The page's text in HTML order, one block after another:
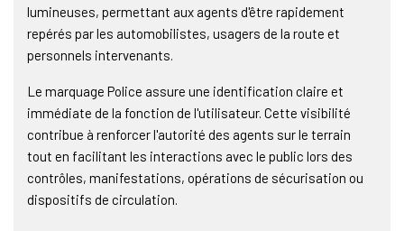
lumineuses, permettant aux agents d'être rapidement
repérés par les automobilistes, usagers de la route et
personnels intervenants.
Le marquage Police assure une identification claire et
immédiate de la fonction de l'utilisateur. Cette visibilité
contribue à renforcer l'autorité des agents sur le terrain
tout en facilitant les interactions avec le public lors des
contrôles, manifestations, opérations de sécurisation ou
dispositifs de circulation.